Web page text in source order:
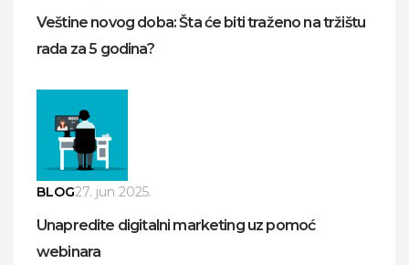
Veštine novog doba: Šta će biti traženo na tržištu
rada za 5 godina?
BLOG27. jun 2025.
Unapredite digitalni marketing uz pomoć
webinara